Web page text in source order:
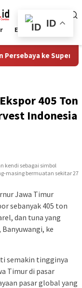
Ekbis Nasional
ke Super League
405 Ton
Indonesia
kendi sebagai simbol
masing bermuatan sekitar 27
Jawa Timur
sebanyak 405 ton
dan tuna yang
ke
semakin tingginya
Timur di pasar
pasar global yang
ID